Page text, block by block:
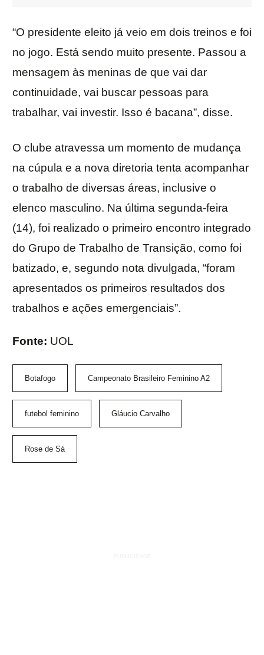
“O presidente eleito já veio em dois treinos e foi
no jogo. Está sendo muito presente. Passou a
mensagem às meninas de que vai dar
continuidade, vai buscar pessoas para
trabalhar, vai investir. Isso é bacana”, disse.
O clube atravessa um momento de mudança
na cúpula e a nova diretoria tenta acompanhar
o trabalho de diversas áreas, inclusive o
elenco masculino. Na última segunda-feira
(14), foi realizado o primeiro encontro integrado
do Grupo de Trabalho de Transição, como foi
batizado, e, segundo nota divulgada, “foram
apresentados os primeiros resultados dos
trabalhos e ações emergenciais”.
Fonte: UOL
Botafogo Campeonato Brasileiro Feminino A2
futebol feminino Gláucio Carvalho
Rose de Sá